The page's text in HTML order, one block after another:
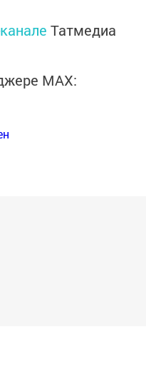
Татмедиа
MАХ: